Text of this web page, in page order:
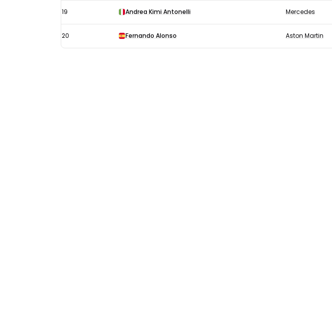
19 Andrea Kimi Antonelli Mercedes
20 Fernando Alonso Aston Martin